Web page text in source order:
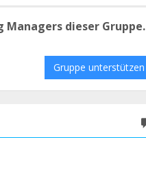
dieser Gruppe.
Gruppe unterstützen